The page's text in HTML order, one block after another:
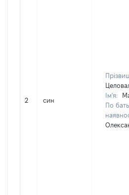
2 син
Ім'я:
По